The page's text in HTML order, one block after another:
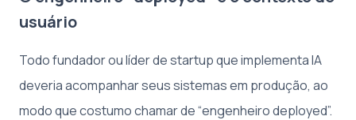
usuário
Todo fundador ou líder de startup que implementa IA
deveria acompanhar seus sistemas em produção, ao
modo que costumo chamar de “engenheiro deployed”.